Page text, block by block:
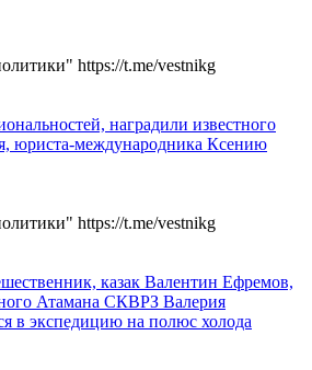
https://t.me/vestnikg
наградили известного
юриста-международника Ксению
https://t.me/vestnikg
казак Валентин Ефремов,
Атамана СКВРЗ Валерия
в экспедицию на полюс холода